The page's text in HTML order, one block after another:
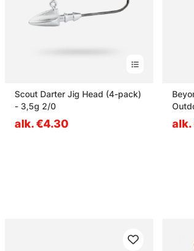
Scout Darter Jig Head (4-pack)
- 3,5g 2/0
alk. €4.30
- XL
alk.